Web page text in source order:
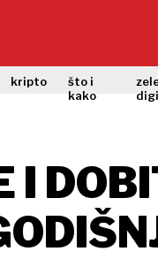
kripto
što i
kako
I